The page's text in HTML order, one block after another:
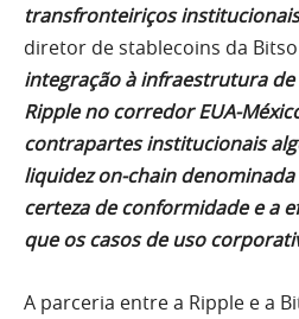
transfronteiriços institucionais
diretor de stablecoins da Bitso
integração à infraestrutura de
Ripple no corredor EUA-
contrapartes institucionais
liquidez on-chain
certeza de conformidade e a
que os casos de uso
A parceria entre a Ripple e a